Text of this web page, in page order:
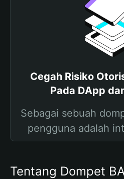
Cegah Risiko
Pada DApp
Sebagai sebuah
pengguna adalah
Tentang Dompet